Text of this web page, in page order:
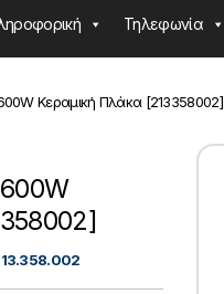
Τηλεφωνία
Κεραμική Πλάκα [213358002]